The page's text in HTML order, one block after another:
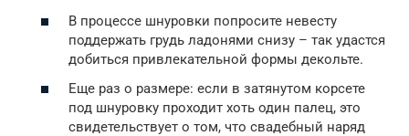
В процессе шнуровки попросите невесту
поддержать грудь ладонями снизу – так удастся
добиться привлекательной формы декольте.
Еще раз о размере: если в затянутом корсете
под шнуровку проходит хоть один палец, это
свидетельствует о том, что свадебный наряд